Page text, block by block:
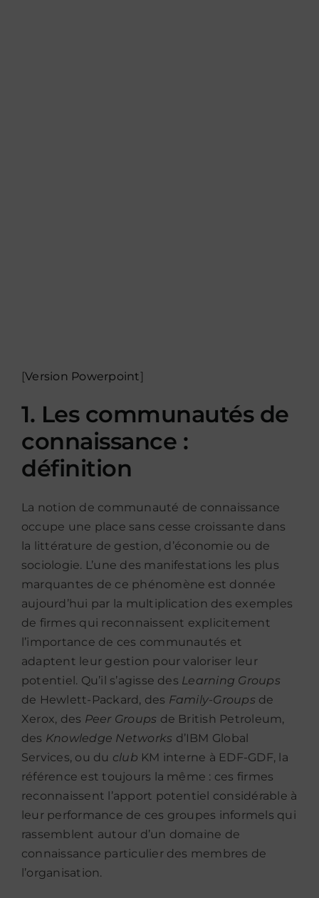
[Version Powerpoint]
1. Les communautés de
connaissance :
définition
La notion de communauté de connaissance
occupe une place sans cesse croissante dans
la littérature de gestion, d’économie ou de
sociologie. L’une des manifestations les plus
marquantes de ce phénomène est donnée
aujourd’hui par la multiplication des exemples
de firmes qui reconnaissent explicitement
l’importance de ces communautés et
adaptent leur gestion pour valoriser leur
potentiel. Qu’il s’agisse des Learning Groups
de Hewlett-Packard, des Family-Groups de
Xerox, des Peer Groups de British Petroleum,
des Knowledge Networks d’IBM Global
Services, ou du club KM interne à EDF-GDF, la
référence est toujours la même : ces firmes
reconnaissent l’apport potentiel considérable à
leur performance de ces groupes informels qui
rassemblent autour d’un domaine de
connaissance particulier des membres de
l’organisation.